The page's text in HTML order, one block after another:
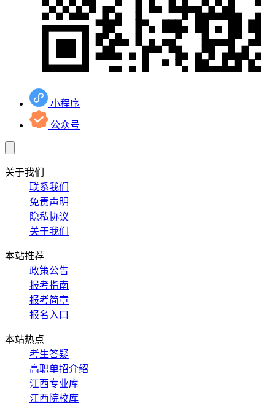
小程序
公众号
关于我们
联系我们
免责声明
隐私协议
关于我们
本站推荐
政策公告
报考指南
报考简章
报名入口
本站热点
考生答疑
高职单招介绍
江西专业库
江西院校库